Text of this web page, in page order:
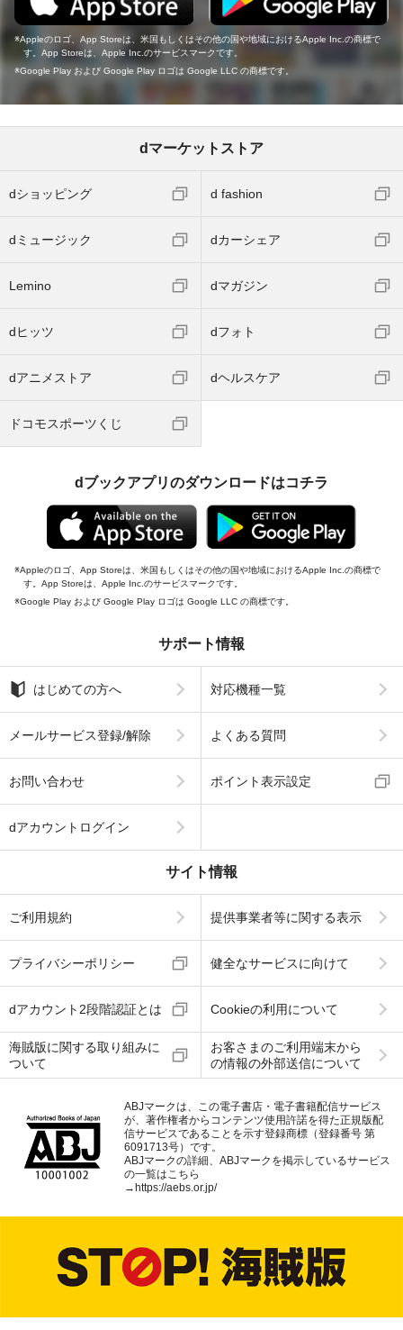
Appleのロゴ、App Storeは、米国もしくはその他の国や地域におけるApple Inc.の商標で
す。App Storeは、Apple Inc.のサービスマークです。
Google Play および Google Play ロゴは Google LLC の商標です。
dマーケットストア
dショッピング d fashion
dミュージック dカーシェア
Lemino dマガジン
dヒッツ dフォト
dアニメストア dヘルスケア
ドコモスポーツくじ
dブックアプリのダウンロードはコチラ
Appleのロゴ、App Storeは、米国もしくはその他の国や地域におけるApple Inc.の商標で
す。App Storeは、Apple Inc.のサービスマークです。
Google Play および Google Play ロゴは Google LLC の商標です。
サポート情報
はじめての方へ 対応機種一覧
メールサービス登録/解除 よくある質問
お問い合わせ ポイント表示設定
dアカウントログイン
サイト情報
ご利用規約 提供事業者等に関する表示
プライバシーポリシー 健全なサービスに向けて
dアカウント2段階認証とは Cookieの利用について
海賊版に関する取り組みに
ついて
お客さまのご利用端末から
の情報の外部送信について
ABJマークは、この電子書店・電子書籍配信サービス
が、著作権者からコンテンツ使用許諾を得た正規版配
信サービスであることを示す登録商標（登録番号 第
6091713号）です。
ABJマークの詳細、ABJマークを掲示しているサービス
の一覧はこちら
→ https://aebs.or.jp/